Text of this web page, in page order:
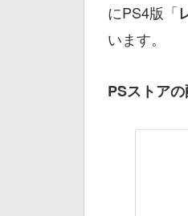
にPS4版「
います。
PSストアの